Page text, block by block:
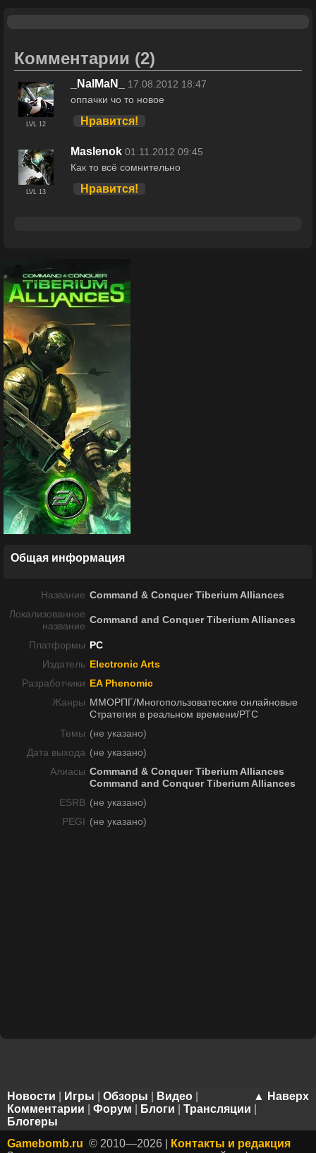
Комментарии (2)
LVL 12
_NaIMaN_ 17.08.2012 18:47
оппачки чо то новое
Нравится!
LVL 13
Maslenok 01.11.2012 09:45
Как то всё сомнительно
Нравится!
Общая информация
Название Command & Conquer Tiberium Alliances
Локализованное
название
Command and Conquer Tiberium Alliances
Платформы PC
Издатель Electronic Arts
Разработчики EA Phenomic
Жанры ММОРПГ/Многопользоватеские онлайновые
Стратегия в реальном времени/РТС
Темы (не указано)
Дата выхода (не указано)
Алиасы Command & Conquer Tiberium Alliances
Command and Conquer Tiberium Alliances
ESRB (не указано)
PEGI (не указано)
▲ Наверх
Новости Игры Обзоры Видео
Комментарии
Форум Блоги Трансляции
Блогеры
Gamebomb.ru © 2010—2026 |
Контакты и редакция